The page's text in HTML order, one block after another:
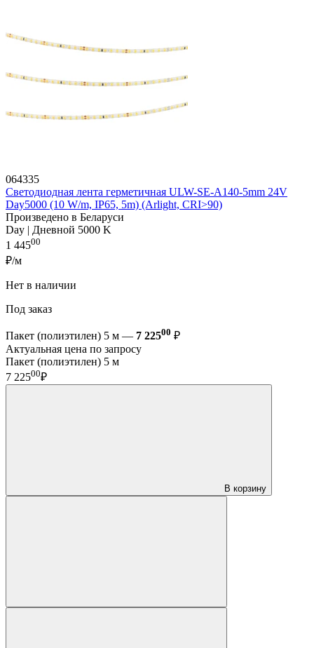
064335
Светодиодная лента герметичная ULW-SE-A140-5mm 24V
Day5000 (10 W/m, IP65, 5m) (Arlight, CRI>90)
Произведено в Беларуси
Day | Дневной 5000 K
1 44500
₽/м
Нет в наличии
Под заказ
Пакет (полиэтилен) 5 м — 7 22500 ₽
Актуальная цена по запросу
Пакет (полиэтилен) 5 м
7 22500₽
В корзину